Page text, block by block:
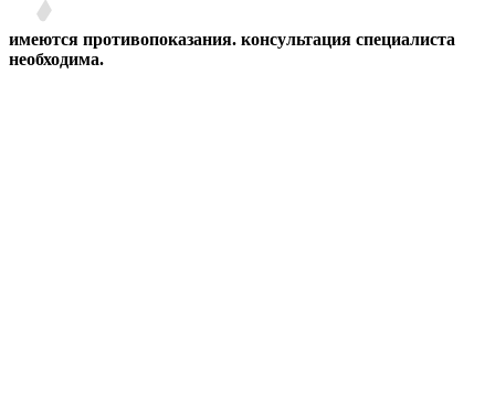
имеются противопоказания. консультация специалиста
необходима.